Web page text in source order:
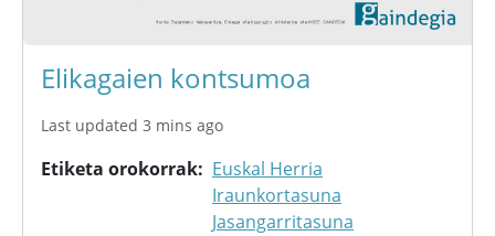
Elikagaien kontsumoa
Last updated 3 mins ago
Etiketa orokorrak
Euskal Herria
Iraunkortasuna
Jasangarritasuna